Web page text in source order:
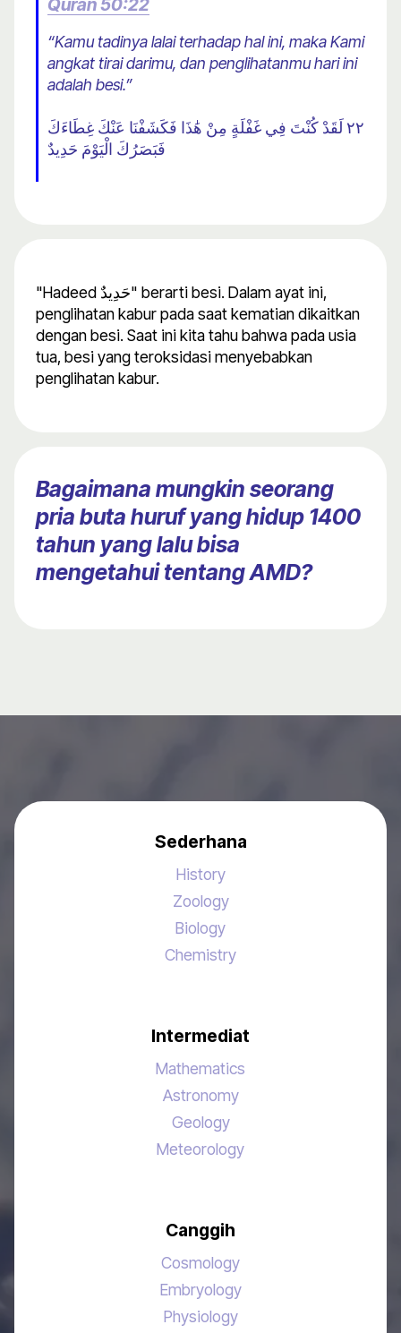
Quran 50:22
“Kamu tadinya lalai terhadap hal ini, maka Kami
angkat tirai darimu, dan penglihatanmu hari ini
adalah besi.”
٢٢ لَقَدْ كُنْتَ فِي غَفْلَةٍ مِنْ هَٰذَا فَكَشَفْنَا عَنْكَ غِطَاءَكَ
فَبَصَرُكَ الْيَوْمَ حَدِيدٌ
"Hadeed حَدِيدٌ" berarti besi. Dalam ayat ini,
penglihatan kabur pada saat kematian dikaitkan
dengan besi. Saat ini kita tahu bahwa pada usia
tua, besi yang teroksidasi menyebabkan
penglihatan kabur.
Bagaimana mungkin seorang
pria buta huruf yang hidup 1400
tahun yang lalu bisa
mengetahui tentang AMD?
Sederhana
History
Zoology
Biology
Chemistry
Intermediat
Mathematics
Astronomy
Geology
Meteorology
Canggih
Cosmology
Embryology
Physiology